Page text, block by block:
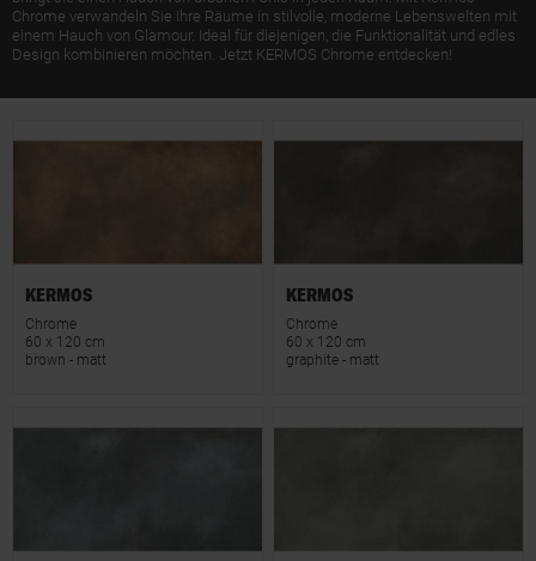
Chrome verwandeln Sie Ihre Räume in stilvolle, moderne Lebenswelten mit
einem Hauch von Glamour. Ideal für diejenigen, die Funktionalität und edles
Design kombinieren möchten. Jetzt KERMOS Chrome entdecken!
KERMOS
Chrome
60 x 120 cm
brown - matt
KERMOS
Chrome
60 x 120 cm
graphite - matt